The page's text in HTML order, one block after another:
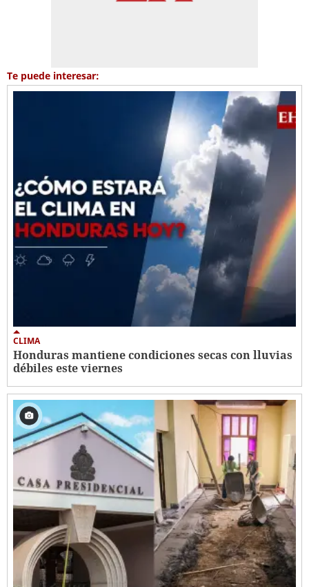
Te puede interesar:
CLIMA
Honduras mantiene condiciones secas con lluvias
débiles este viernes